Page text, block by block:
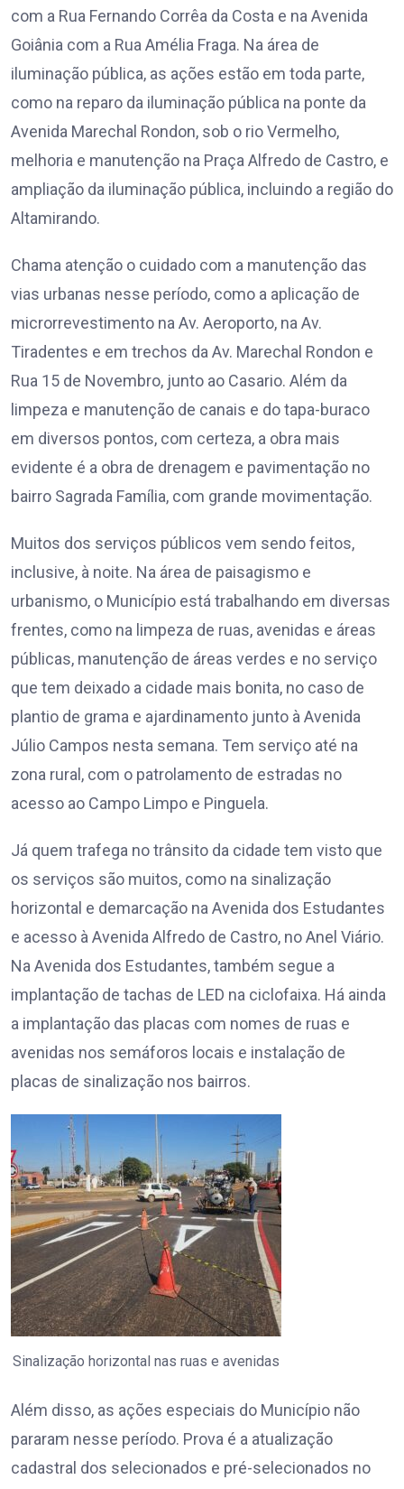
com a Rua Fernando Corrêa da Costa e na Avenida
Goiânia com a Rua Amélia Fraga. Na área de
iluminação pública, as ações estão em toda parte,
como na reparo da iluminação pública na ponte da
Avenida Marechal Rondon, sob o rio Vermelho,
melhoria e manutenção na Praça Alfredo de Castro, e
ampliação da iluminação pública, incluindo a região do
Altamirando.
Chama atenção o cuidado com a manutenção das
vias urbanas nesse período, como a aplicação de
microrrevestimento na Av. Aeroporto, na Av.
Tiradentes e em trechos da Av. Marechal Rondon e
Rua 15 de Novembro, junto ao Casario. Além da
limpeza e manutenção de canais e do tapa-buraco
em diversos pontos, com certeza, a obra mais
evidente é a obra de drenagem e pavimentação no
bairro Sagrada Família, com grande movimentação.
Muitos dos serviços públicos vem sendo feitos,
inclusive, à noite. Na área de paisagismo e
urbanismo, o Município está trabalhando em diversas
frentes, como na limpeza de ruas, avenidas e áreas
públicas, manutenção de áreas verdes e no serviço
que tem deixado a cidade mais bonita, no caso de
plantio de grama e ajardinamento junto à Avenida
Júlio Campos nesta semana. Tem serviço até na
zona rural, com o patrolamento de estradas no
acesso ao Campo Limpo e Pinguela.
Já quem trafega no trânsito da cidade tem visto que
os serviços são muitos, como na sinalização
horizontal e demarcação na Avenida dos Estudantes
e acesso à Avenida Alfredo de Castro, no Anel Viário.
Na Avenida dos Estudantes, também segue a
implantação de tachas de LED na ciclofaixa. Há ainda
a implantação das placas com nomes de ruas e
avenidas nos semáforos locais e instalação de
placas de sinalização nos bairros.
Sinalização horizontal nas ruas e avenidas
Além disso, as ações especiais do Município não
pararam nesse período. Prova é a atualização
cadastral dos selecionados e pré-selecionados no